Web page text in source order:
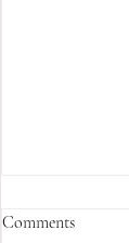
Comments